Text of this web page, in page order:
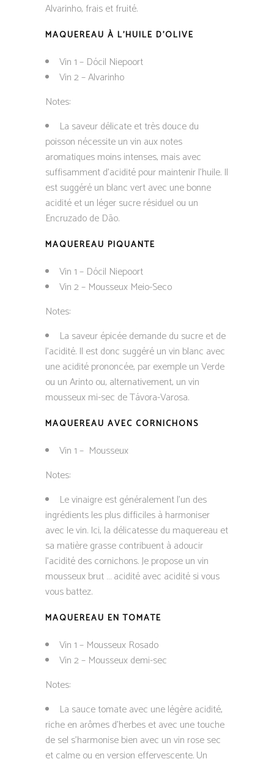
Alvarinho, frais et fruité.
MAQUEREAU À L’HUILE D’OLIVE
Vin 1 – Dócil Niepoort
Vin 2 – Alvarinho
Notes:
La saveur délicate et très douce du
poisson nécessite un vin aux notes
aromatiques moins intenses, mais avec
suffisamment d’acidité pour maintenir l’huile. Il
est suggéré un blanc vert avec une bonne
acidité et un léger sucre résiduel ou un
Encruzado de Dão.
MAQUEREAU PIQUANTE
Vin 1 – Dócil Niepoort
Vin 2 – Mousseux Meio-Seco
Notes:
La saveur épicée demande du sucre et de
l’acidité. Il est donc suggéré un vin blanc avec
une acidité prononcée, par exemple un Verde
ou un Arinto ou, alternativement, un vin
mousseux mi-sec de Távora-Varosa.
MAQUEREAU AVEC CORNICHONS
Vin 1 – Mousseux
Notes:
Le vinaigre est généralement l’un des
ingrédients les plus difficiles à harmoniser
avec le vin. Ici, la délicatesse du maquereau et
sa matière grasse contribuent à adoucir
l’acidité des cornichons. Je propose un vin
mousseux brut … acidité avec acidité si vous
vous battez.
MAQUEREAU EN TOMATE
Vin 1 – Mousseux Rosado
Vin 2 – Mousseux demi-sec
Notes:
La sauce tomate avec une légère acidité,
riche en arômes d’herbes et avec une touche
de sel s’harmonise bien avec un vin rose sec